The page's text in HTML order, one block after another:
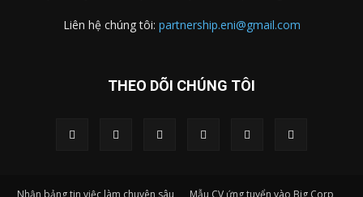
Liên hệ chúng tôi: partnership.eni@gmail.com
THEO DÕI CHÚNG TÔI